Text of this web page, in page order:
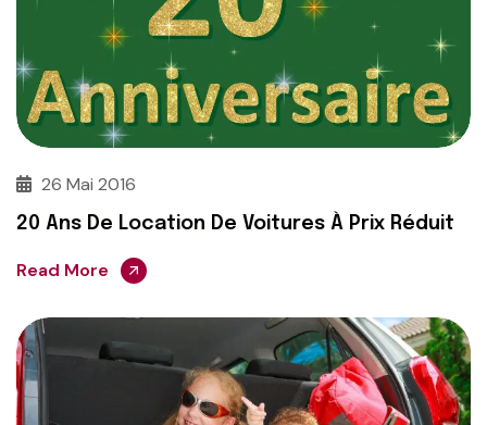
26 Mai 2016
20 Ans De Location De Voitures À Prix Réduit
Read More